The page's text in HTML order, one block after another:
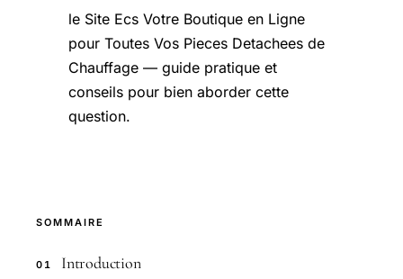
le Site Ecs Votre Boutique en Ligne
pour Toutes Vos Pieces Detachees de
Chauffage — guide pratique et
conseils pour bien aborder cette
question.
SOMMAIRE
01 Introduction